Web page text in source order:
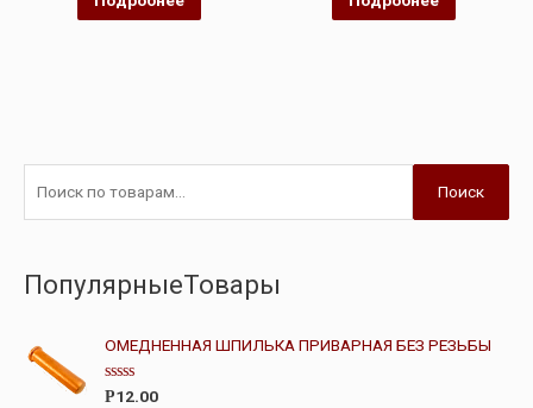
из
5
из
5
Поиск
ПопулярныеТовары
ОМЕДНЕННАЯ ШПИЛЬКА ПРИВАРНАЯ БЕЗ РЕЗЬБЫ
О
Р12.00